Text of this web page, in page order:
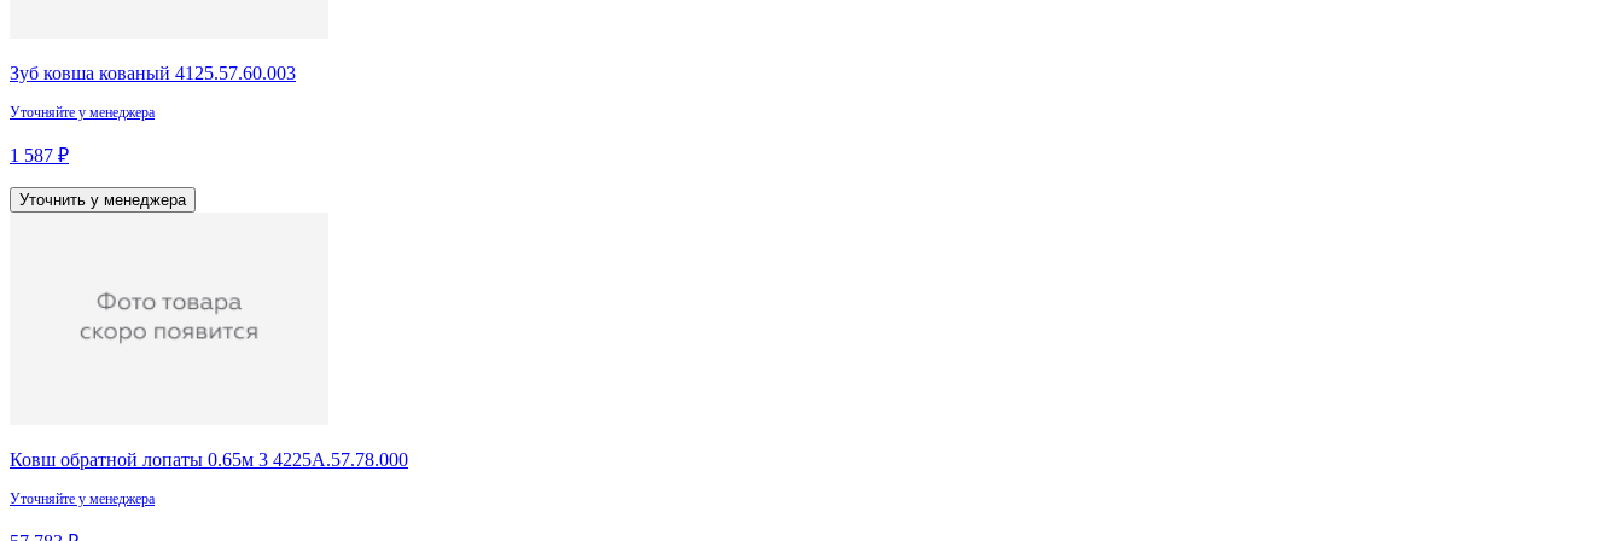
Зуб ковша кованый 4125.57.60.003
Уточняйте у менеджера
1 587 ₽
Уточнить у менеджера
Ковш обратной лопаты 0.65м 3 4225А.57.78.000
Уточняйте у менеджера